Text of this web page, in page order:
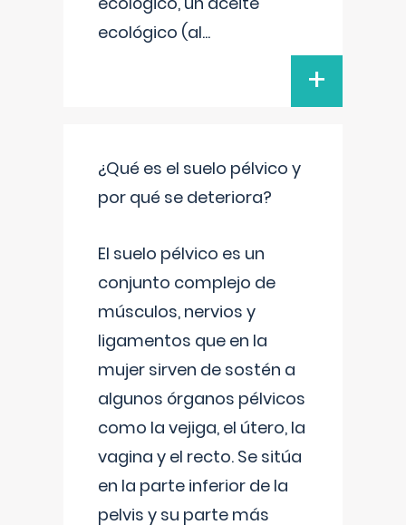
ecológico (al...
+
¿Qué es el suelo pélvico y
por qué se deteriora?
El suelo pélvico es un
conjunto complejo de
músculos, nervios y
ligamentos que en la
mujer sirven de sostén a
algunos órganos pélvicos
como la vejiga, el útero, la
vagina y el recto. Se sitúa
en la parte inferior de la
pelvis y su parte más